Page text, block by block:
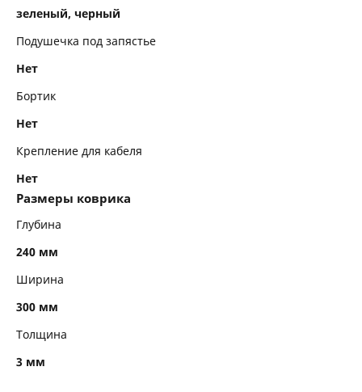
зеленый, черный
Подушечка под запястье
Нет
Бортик
Нет
Крепление для кабеля
Нет
Размеры коврика
Глубина
240 мм
Ширина
300 мм
Толщина
3 мм